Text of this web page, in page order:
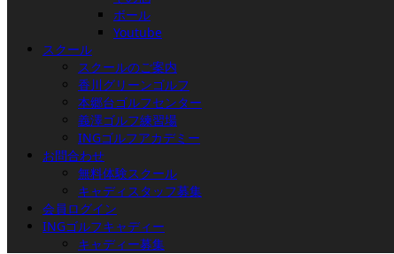
ボール
Youtube
スクール
スクールのご案内
香川グリーンゴルフ
本郷台ゴルフセンター
義澤ゴルフ練習場
INGゴルフアカデミー
お問合わせ
無料体験スクール
キャディスタッフ募集
会員ログイン
INGゴルフキャディー
キャディー募集